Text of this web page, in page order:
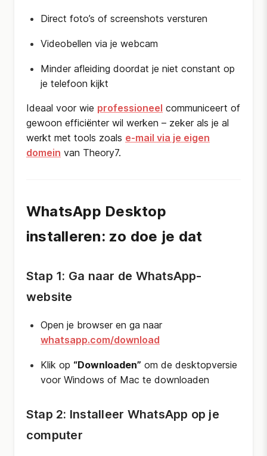
Direct foto’s of screenshots versturen
Videobellen via je webcam
Minder afleiding doordat je niet constant op
je telefoon kijkt
Ideaal voor wie professioneel communiceert of
gewoon efficiënter wil werken – zeker als je al
werkt met tools zoals e-mail via je eigen
domein van Theory7.
WhatsApp Desktop
installeren: zo doe je dat
Stap 1: Ga naar de WhatsApp-
website
Open je browser en ga naar
whatsapp.com/download
Klik op “Downloaden” om de desktopversie
voor Windows of Mac te downloaden
Stap 2: Installeer WhatsApp op je
computer